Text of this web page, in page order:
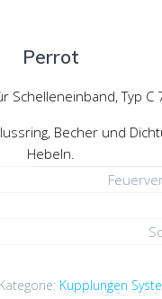
Perrot
Schelleneinband, Typ C
Becher und
Hebeln.
Kategorie: Kupplungen